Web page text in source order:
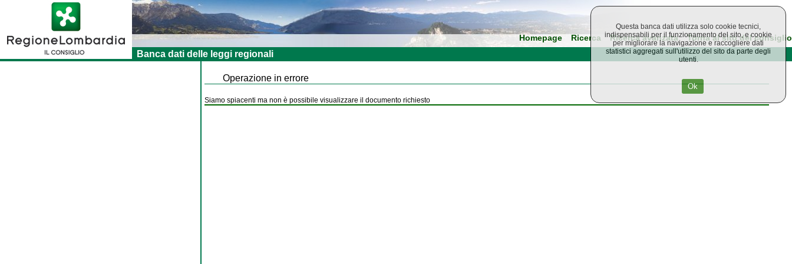
Homepage Ricerca Ricerca avanzata Torna al sito del consiglio
Banca dati delle leggi regionali
Operazione in errore
Siamo spiacenti ma non è possibile visualizzare il documento richiesto
Questa banca dati utilizza solo cookie tecnici,
indispensabili per il funzionamento del sito, e cookie
per migliorare la navigazione e raccogliere dati
statistici aggregati sull'utilizzo del sito da parte degli
utenti.
Ok